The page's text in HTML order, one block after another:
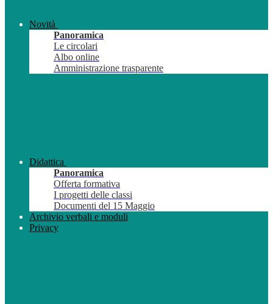
Novità
Panoramica
Le circolari
Albo online
Amministrazione trasparente
Didattica
Panoramica
Offerta formativa
I progetti delle classi
Documenti del 15 Maggio
Archivio verbali e moduli
Privacy